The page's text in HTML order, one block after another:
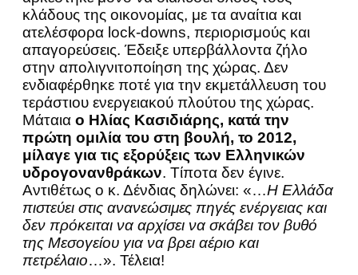
κλάδους της οικονομίας, με τα αναίτια και
ατελέσφορα lock-downs, περιορισμούς και
απαγορεύσεις. Έδειξε υπερβάλλοντα ζήλο
στην απολιγνιτοποίηση της χώρας. Δεν
ενδιαφέρθηκε ποτέ για την εκμετάλλευση του
τεράστιου ενεργειακού πλούτου της χώρας.
Μάταια ο Ηλίας Κασιδιάρης, κατά την
πρώτη ομιλία του στη βουλή, το 2012,
μίλαγε για τις εξορύξεις των Ελληνικών
υδρογονανθράκων. Τίποτα δεν έγινε.
Αντιθέτως ο κ. Δένδιας δηλώνει: «…Η Ελλάδα
πιστεύει στις ανανεώσιμες πηγές ενέργειας και
δεν πρόκειται να αρχίσει να σκάβει τον βυθό
της Μεσογείου για να βρει αέριο και
πετρέλαιο…». Τέλεια!